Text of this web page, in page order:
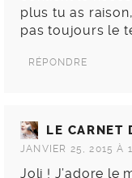
plus tu as
pas toujours le
RÉPONDRE
LE CARNET
JANVIER 25, 2015 À
Joli ! J’adore le